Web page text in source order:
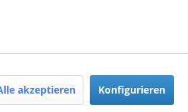
akzeptieren Konfigurieren